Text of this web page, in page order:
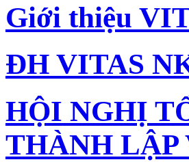
Giới thiệu
ĐH VITAS
HỘI NGHỊ
THÀNH LẬP